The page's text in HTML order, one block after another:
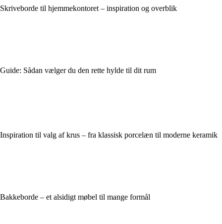
Skriveborde til hjemmekontoret – inspiration og overblik
Guide: Sådan vælger du den rette hylde til dit rum
Inspiration til valg af krus – fra klassisk porcelæn til moderne keramik
Bakkeborde – et alsidigt møbel til mange formål